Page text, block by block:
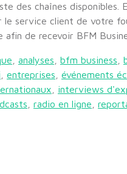
des chaînes disponibles.
service client de votre
de recevoir BFM
analyses bfm business
entreprises événements
interviews
radio en ligne